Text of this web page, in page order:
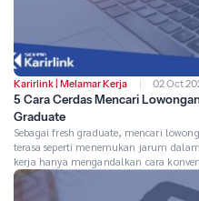
Karirlink | Melamar Kerja 02 Oct
5 Cara Cerdas Mencari
Graduate
Sebagai fresh graduate, mencari
terasa seperti menemukan jarum
kerja hanya mengandalkan cara
menunggu tanpa hasil. Padahal, ada
tidak pernah muncul di pencarian